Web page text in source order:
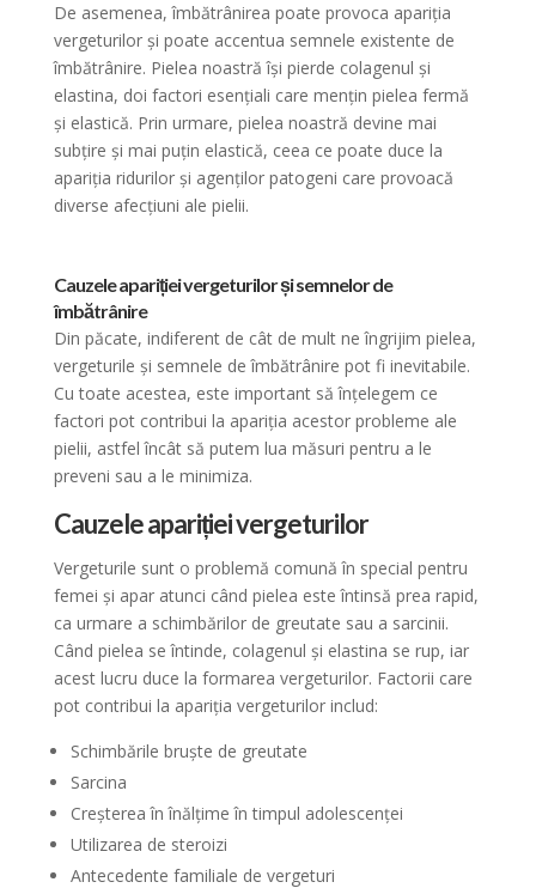
De asemenea, îmbătrânirea poate provoca apariția
vergeturilor și poate accentua semnele existente de
îmbătrânire. Pielea noastră își pierde colagenul și
elastina, doi factori esențiali care mențin pielea fermă
și elastică. Prin urmare, pielea noastră devine mai
subțire și mai puțin elastică, ceea ce poate duce la
apariția ridurilor și agenților patogeni care provoacă
diverse afecțiuni ale pielii.
Cauzele apariției vergeturilor și semnelor de
îmbătrânire
Din păcate, indiferent de cât de mult ne îngrijim pielea,
vergeturile și semnele de îmbătrânire pot fi inevitabile.
Cu toate acestea, este important să înțelegem ce
factori pot contribui la apariția acestor probleme ale
pielii, astfel încât să putem lua măsuri pentru a le
preveni sau a le minimiza.
Cauzele apariției vergeturilor
Vergeturile sunt o problemă comună în special pentru
femei și apar atunci când pielea este întinsă prea rapid,
ca urmare a schimbărilor de greutate sau a sarcinii.
Când pielea se întinde, colagenul și elastina se rup, iar
acest lucru duce la formarea vergeturilor. Factorii care
pot contribui la apariția vergeturilor includ:
Schimbările bruște de greutate
Sarcina
Creșterea în înălțime în timpul adolescenței
Utilizarea de steroizi
Antecedente familiale de vergeturi